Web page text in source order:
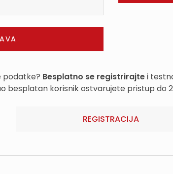
podatke? Besplatno se registrirajtei
besplatan korisnik ostvarujete pristup do
REGISTRACIJA